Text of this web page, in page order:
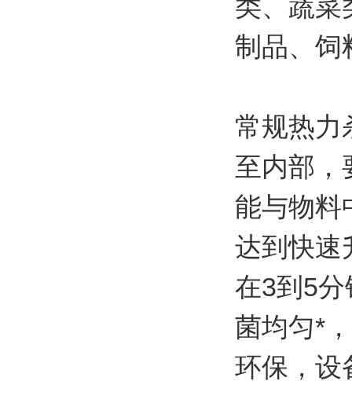
类、蔬菜
制品、饲
常规热力
至内部，
能与物料
达到快速
在3到5
菌均匀*
环保，设